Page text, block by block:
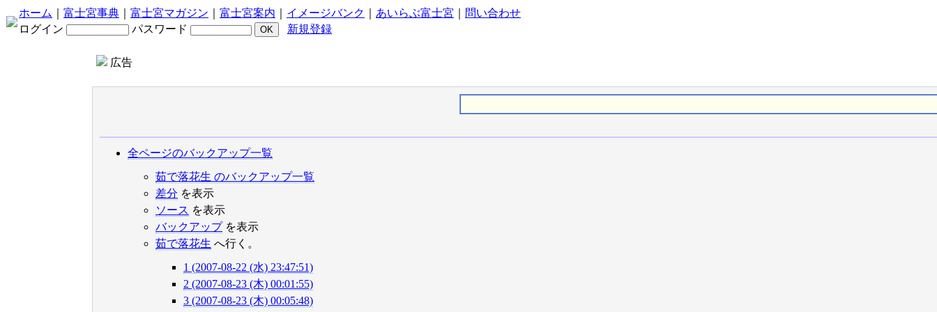
ホーム 富士宮事典 富士宮マガジン 富士宮案内 イメージバンク あいらぶ富士宮
問い合わせ
ログイン
パスワード 新規登録
広告
全ページのバックアップ一覧
茹で落花生 のバックアップ一覧
差分 を表示
ソース を表示
バックアップを表示
茹で落花生 へ行く。
1 (2007-08-22 (水) 23:47:51)
2 (2007-08-23 (木) 00:01:55)
3 (2007-08-23 (木) 00:05:48)